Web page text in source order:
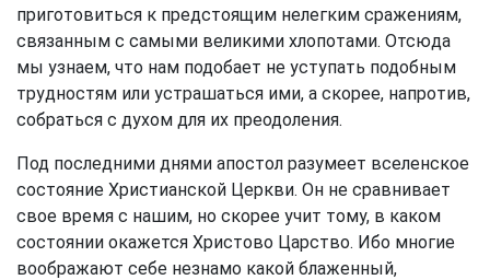
приготовиться к предстоящим нелегким сражениям,
связанным с самыми великими хлопотами. Отсюда
мы узнаем, что нам подобает не уступать подобным
трудностям или устрашаться ими, а скорее, напротив,
собраться с духом для их преодоления.
Под последними днями апостол разумеет вселенское
состояние Христианской Церкви. Он не сравнивает
свое время с нашим, но скорее учит тому, в каком
состоянии окажется Христово Царство. Ибо многие
воображают себе незнамо какой блаженный,